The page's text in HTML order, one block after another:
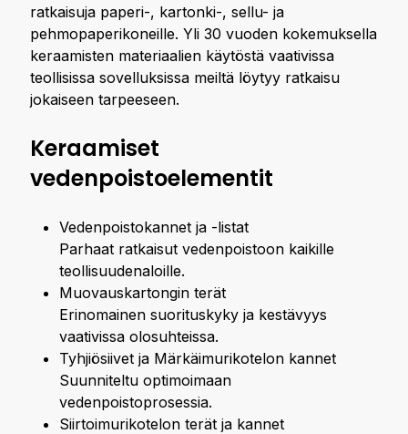
ratkaisuja paperi-, kartonki-, sellu- ja
pehmopaperikoneille. Yli 30 vuoden kokemuksella
keraamisten materiaalien käytöstä vaativissa
teollisissa sovelluksissa meiltä löytyy ratkaisu
jokaiseen tarpeeseen.
Keraamiset
vedenpoistoelementit
Vedenpoistokannet ja -listat
Parhaat ratkaisut vedenpoistoon kaikille
teollisuudenaloille.
Muovauskartongin terät
Erinomainen suorituskyky ja kestävyys
vaativissa olosuhteissa.
Tyhjiösiivet ja Märkäimurikotelon kannet
Suunniteltu optimoimaan
vedenpoistoprosessia.
Siirtoimurikotelon terät ja kannet